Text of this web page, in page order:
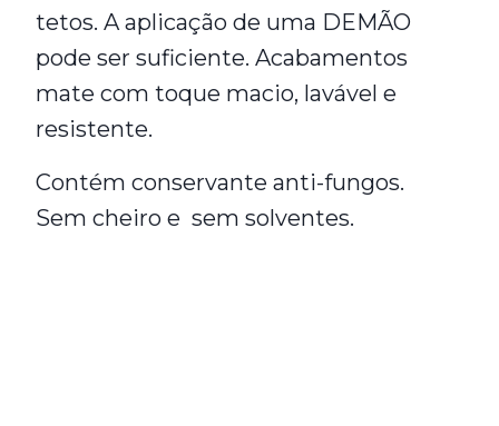
tetos. A aplicação de uma DEMÃO
pode ser suficiente. Acabamentos
mate com toque macio, lavável e
resistente.
Contém conservante anti-fungos.
Sem cheiro e sem solventes.